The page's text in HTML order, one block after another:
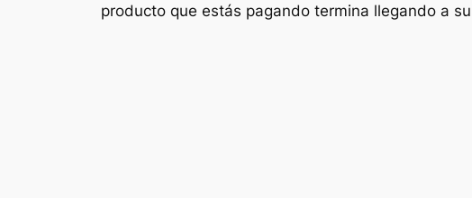
producto que estás pagando termina llegando a